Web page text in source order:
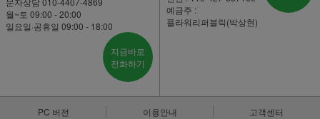
월~토 09:00 - 20:00
일요일·공휴일 09:00 - 18:00
지금바로
전화하기
예금주 :
플라워리퍼블릭(박상현)
PC 버전 이용안내 고객센터